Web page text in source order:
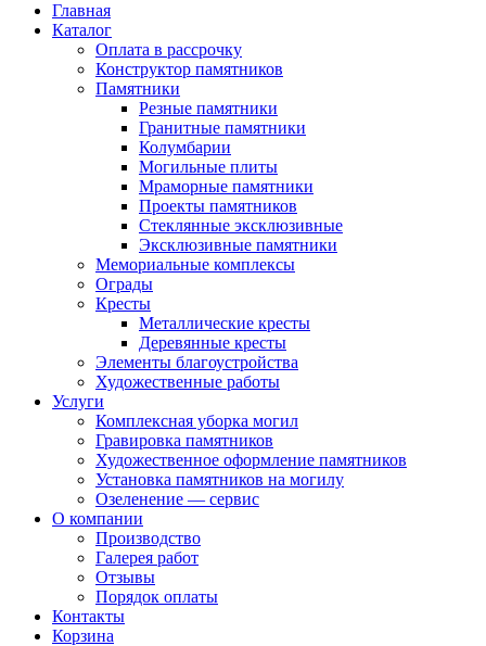
Главная
Каталог
Оплата в рассрочку
Конструктор памятников
Памятники
Резные памятники
Гранитные памятники
Колумбарии
Могильные плиты
Мраморные памятники
Проекты памятников
Стеклянные эксклюзивные
Эксклюзивные памятники
Мемориальные комплексы
Ограды
Кресты
Металлические кресты
Деревянные кресты
Элементы благоустройства
Художественные работы
Услуги
Комплексная уборка могил
Гравировка памятников
Художественное оформление памятников
Установка памятников на могилу
Озеленение — сервис
О компании
Производство
Галерея работ
Отзывы
Порядок оплаты
Контакты
Корзина